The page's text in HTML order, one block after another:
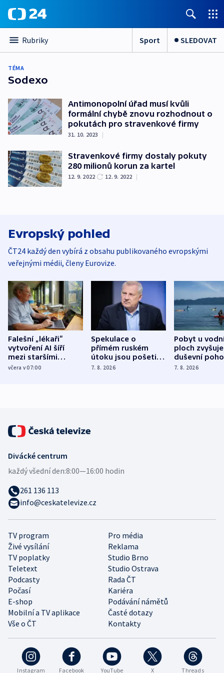
Rubriky Sport SLEDOVAT
TÉMA
Sodexo
Antimonopolní úřad musí kvůli
formální chybě znovu rozhodnout o
pokutách pro stravenkové firmy
31. 10. 2023 |
Stravenkové firmy dostaly pokuty
280 milionů korun za kartel
12. 9. 2022 12. 9. 2022 |
Evropský pohled
ČT24 každý den vybírá z obsahu publikovaného evropskými
veřejnými médii, členy Eurovize.
Falešní „lékaři“
vytvoření AI šíří
mezi staršími
Poláky nebezpečné
včera v 07:00
Spekulace o
přímém ruském
útoku jsou pošetilé,
míní estonský
7. 8. 2026
Pobyt u
ploch zvyšuje
duševní
ukázala
7. 8. 2026
Instagram Facebook YouTube X Threads
TV program
Pro média
Živé vysílání
Reklama
TV poplatky
Studio Brno
Teletext
Studio Ostrava
Podcasty
Rada ČT
Počasí
Kariéra
E-shop
Podávání námětů
Mobilní a TV aplikace
Časté dotazy
Vše o ČT
Kontakty
Divácké centrum
každý všední den:8:00—16:00 hodin
261 136 113
info@ceskatelevize.cz